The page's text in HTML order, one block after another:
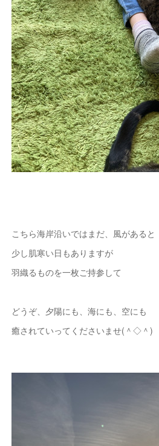
こちら海岸沿いではまだ、風があると
少し肌寒い日もありますが
羽織るものを一枚ご持参して
どうぞ、夕陽にも、海にも、空にも
癒されていってくださいませ(＾◇＾)